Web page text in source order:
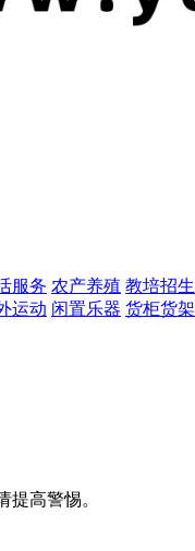
服务 农产养殖 教培招生
运动 闲置乐器 货柜货架
高警惕。